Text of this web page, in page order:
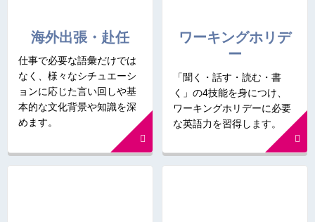
海外出張・赴任
仕事で必要な語彙だけでは
なく、様々なシチュエーシ
ョンに応じた言い回しや基
本的な文化背景や知識を深
めます。
ワーキングホリデ
ー
「聞く・話す・読む・書
く」の4技能を身につけ、
ワーキングホリデーに必要
な英語力を習得します。